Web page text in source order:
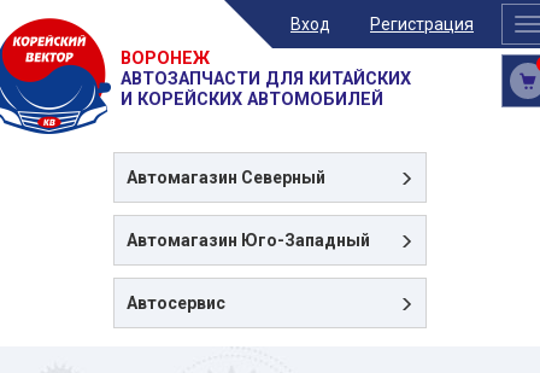
Вход Регистрация
ВОРОНЕЖ
АВТОЗАПЧАСТИ ДЛЯ КИТАЙСКИХ
И КОРЕЙСКИХ АВТОМОБИЛЕЙ
Автомагазин Северный
Автомагазин Юго-Западный
Автосервис